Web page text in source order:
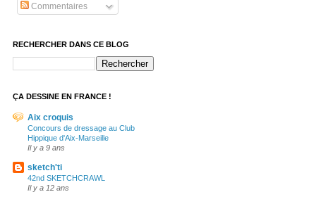
Commentaires
RECHERCHER DANS CE BLOG
ÇA DESSINE EN FRANCE !
Aix croquis
Concours de dressage au Club
Hippique d'Aix-Marseille
Il y a 9 ans
sketch'ti
42nd SKETCHCRAWL
Il y a 12 ans